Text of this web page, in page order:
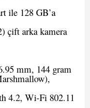
ile 128 GB’a
çift arka kamera
mm, 144 gram
4.2, Wi-Fi 802.11